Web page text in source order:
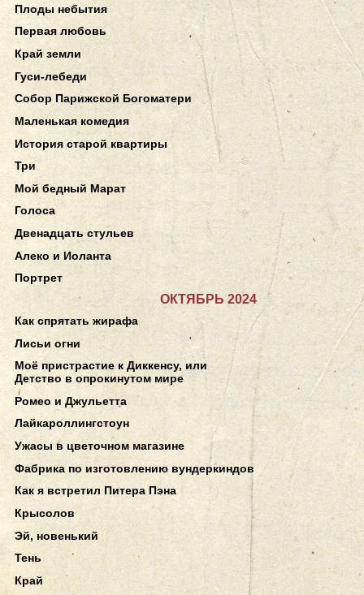
Плоды небытия
Первая любовь
Край земли
Гуси-лебеди
Собор Парижской Богоматери
Маленькая комедия
История старой квартиры
Три
Мой бедный Марат
Голоса
Двенадцать стульев
Алеко и Иоланта
Портрет
ОКТЯБРЬ 2024
Как спрятать жирафа
Лисьи огни
Моё пристрастие к Диккенсу, или
Детство в опрокинутом мире
Ромео и Джульетта
Лайкароллингстоун
Ужасы в цветочном магазине
Фабрика по изготовлению вундеркиндов
Как я встретил Питера Пэна
Крысолов
Эй, новенький
Тень
Край